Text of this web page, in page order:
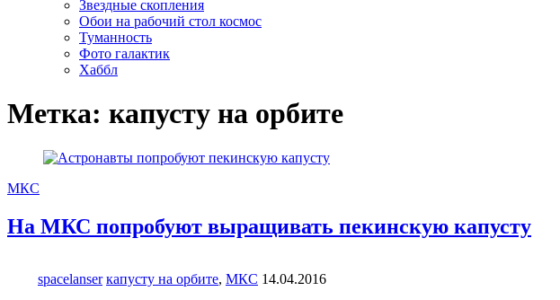
Звездные скопления
Обои на рабочий стол космос
Туманность
Фото галактик
Хаббл
Метка: капусту на орбите
МКС
На МКС попробуют выращивать пекинскую капусту
spacelanser капусту на орбите, МКС 14.04.2016